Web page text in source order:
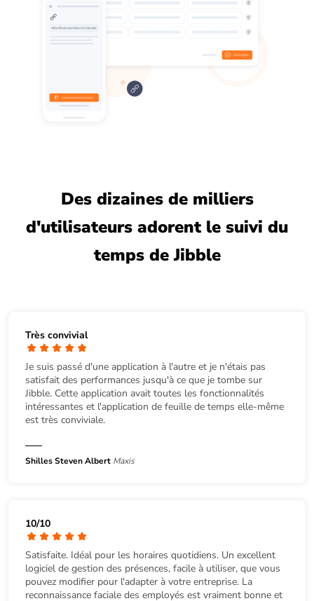
Des dizaines de milliers
d'utilisateurs adorent le suivi du
temps de Jibble
Très convivial
Je suis passé d'une application à l'autre et je n'étais pas
satisfait des performances jusqu'à ce que je tombe sur
Jibble. Cette application avait toutes les fonctionnalités
intéressantes et l'application de feuille de temps elle-même
est très conviviale.
Shilles Steven Albert Maxis
10/10
Satisfaite. Idéal pour les horaires quotidiens. Un excellent
logiciel de gestion des présences, facile à utiliser, que vous
pouvez modifier pour l'adapter à votre entreprise. La
reconnaissance faciale des employés est vraiment bonne et